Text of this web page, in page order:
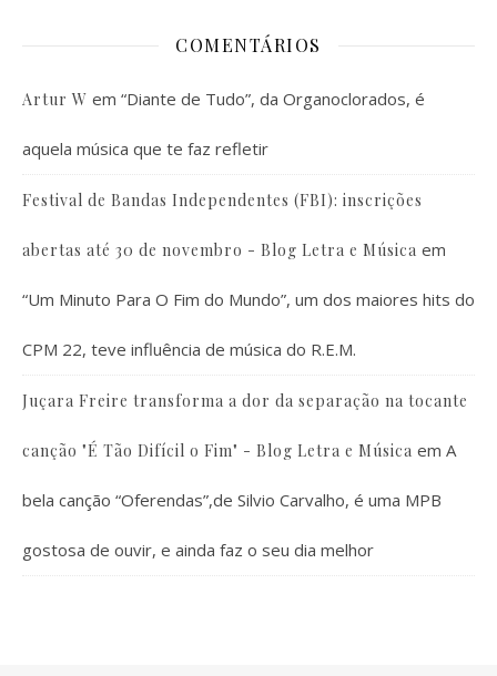
COMENTÁRIOS
Artur W em “Diante de Tudo”, da Organoclorados, é
aquela música que te faz refletir
Festival de Bandas Independentes (FBI): inscrições
abertas até 30 de novembro - Blog Letra e Música em
“Um Minuto Para O Fim do Mundo”, um dos maiores hits do
CPM 22, teve influência de música do R.E.M.
Juçara Freire transforma a dor da separação na tocante
canção "É Tão Difícil o Fim" - Blog Letra e Música em A
bela canção “Oferendas”,de Silvio Carvalho, é uma MPB
gostosa de ouvir, e ainda faz o seu dia melhor